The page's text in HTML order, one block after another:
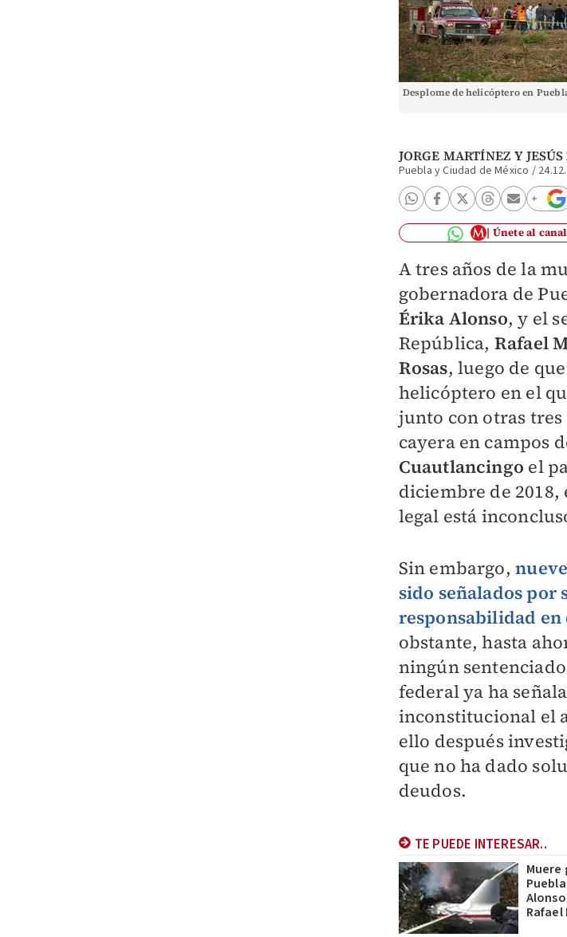
Desplome de helicóptero en
JORGE MARTÍNEZ Y
Puebla y Ciudad de México /
Únete al
A tres años de la
gobernadora de
Érika Alonso, y el
República, Rafael
Rosas, luego de
helicóptero en el
junto con otras tres
cayera en campos
Cuautlancingo el
diciembre de 2018,
legal está
Sin embargo,
sido señalados por
responsabilidad en
obstante, hasta
ningún
federal ya ha
inconstitucional el
ello después
que no ha dado
deudos.
TE PUEDE INTERESAR..
Rafael